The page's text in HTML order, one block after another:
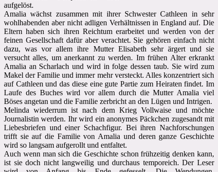
aufgelöst.
Amalia wächst zusammen mit ihrer Schwester Cathleen in sehr
wohlhabenden aber nicht adligen Verhältnissen in England auf. Die
Eltern haben sich ihren Reichtum erarbeitet und werden von der
feinen Gesellschaft dafür aber verachtet. Sie gehören einfach nicht
dazu, was vor allem ihre Mutter Elisabeth sehr ärgert und sie
versucht alles, um anerkannt zu werden. Im frühen Alter erkrankt
Amalia an Scharlach und wird in folge dessen taub. Sie wird zum
Makel der Familie und immer mehr versteckt. Alles konzentriert sich
auf Cathleen und das diese eine gute Partie zum Heiraten findet. Im
Laufe des Buches wird vor allem durch die Mutter Amalia viel
Böses angetan und die Familie zerbricht an den Lügen und Intrigen.
Melinda wiederrum ist nach dem Krieg Vollwaise und möchte
Journalistin werden. Ihr wird ein anonymes Päckchen zugesandt mit
Liebesbriefen und einer Schachfigur. Bei ihren Nachforschungen
trifft sie auf die Familie von Amalia und deren ganze Geschichte
wird so langsam aufgerollt und entfaltet.
Auch wenn man sich die Geschichte schon frühzeitig denken kann,
ist sie doch nicht langweilig und durchaus temporeich. Der Leser